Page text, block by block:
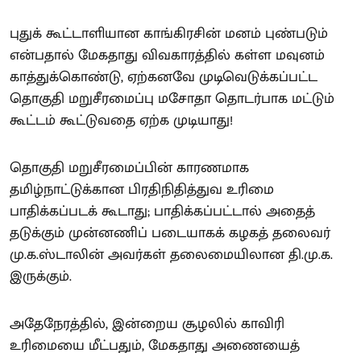
புதுக் கூட்டாளியான காங்கிரசின் மனம் புண்படும்
என்பதால் மேகதாது விவகாரத்தில் கள்ள மவுனம்
காத்துக்கொண்டு, ஏற்கனவே முடிவெடுக்கப்பட்ட
தொகுதி மறுசீரமைப்பு மசோதா தொடர்பாக மட்டும்
கூட்டம் கூட்டுவதை ஏற்க முடியாது!
தொகுதி மறுசீரமைப்பின் காரணமாக
தமிழ்நாட்டுக்கான பிரதிநிதித்துவ உரிமை
பாதிக்கப்படக் கூடாது; பாதிக்கப்பட்டால் அதைத்
தடுக்கும் முன்னணிப் படையாகக் கழகத் தலைவர்
மு.க.ஸ்டாலின் அவர்கள் தலைமையிலான தி.மு.க.
இருக்கும்.
அதேநேரத்தில், இன்றைய சூழலில் காவிரி
உரிமையை மீட்பதும், மேகதாது அணையைத்